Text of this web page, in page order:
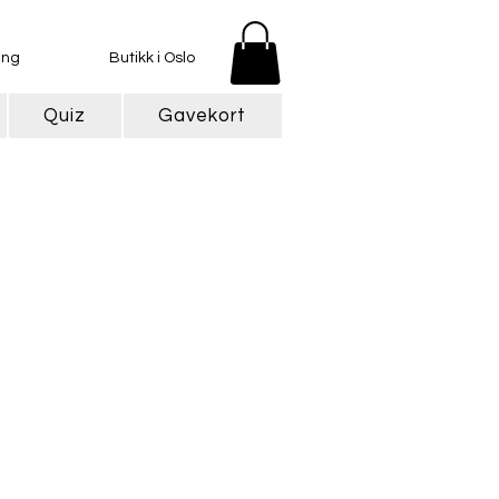
Butikk i Oslo
Quiz Gavekort